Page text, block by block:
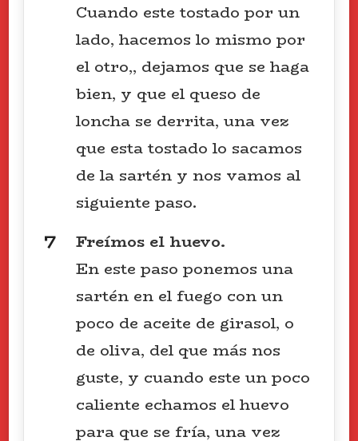
Cuando este tostado por un
lado, hacemos lo mismo por
el otro,, dejamos que se haga
bien, y que el queso de
loncha se derrita, una vez
que esta tostado lo sacamos
de la sartén y nos vamos al
siguiente paso.
Freímos el huevo.
En este paso ponemos una
sartén en el fuego con un
poco de aceite de girasol, o
de oliva, del que más nos
guste, y cuando este un poco
caliente echamos el huevo
para que se fría, una vez